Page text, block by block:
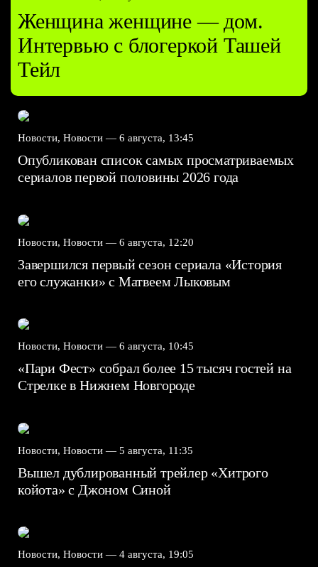
Женщина женщине — дом.
Интервью с блогеркой Ташей
Тейл
Новости, Новости — 6 августа, 13:45
Опубликован список самых просматриваемых
сериалов первой половины 2026 года
Новости, Новости — 6 августа, 12:20
Завершился первый сезон сериала «История
его служанки» с Матвеем Лыковым
Новости, Новости — 6 августа, 10:45
«Пари Фест» собрал более 15 тысяч гостей на
Стрелке в Нижнем Новгороде
Новости, Новости — 5 августа, 11:35
Вышел дублированный трейлер «Хитрого
койота» с Джоном Синой
Новости, Новости — 4 августа, 19:05